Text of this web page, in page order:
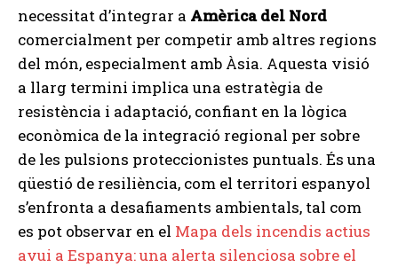
necessitat d’integrar a Amèrica del Nord
comercialment per competir amb altres regions
del món, especialment amb Àsia. Aquesta visió
a llarg termini implica una estratègia de
resistència i adaptació, confiant en la lògica
econòmica de la integració regional per sobre
de les pulsions proteccionistes puntuals. És una
qüestió de resiliència, com el territori espanyol
s’enfronta a desafiaments ambientals, tal com
es pot observar en el Mapa dels incendis actius
avui a Espanya: una alerta silenciosa sobre el